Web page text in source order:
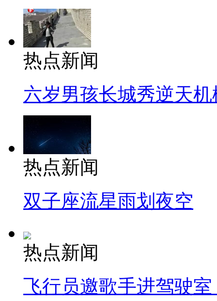
热点新闻
六岁男孩长城秀逆天机
热点新闻
双子座流星雨划夜空
热点新闻
飞行员邀歌手进驾驶